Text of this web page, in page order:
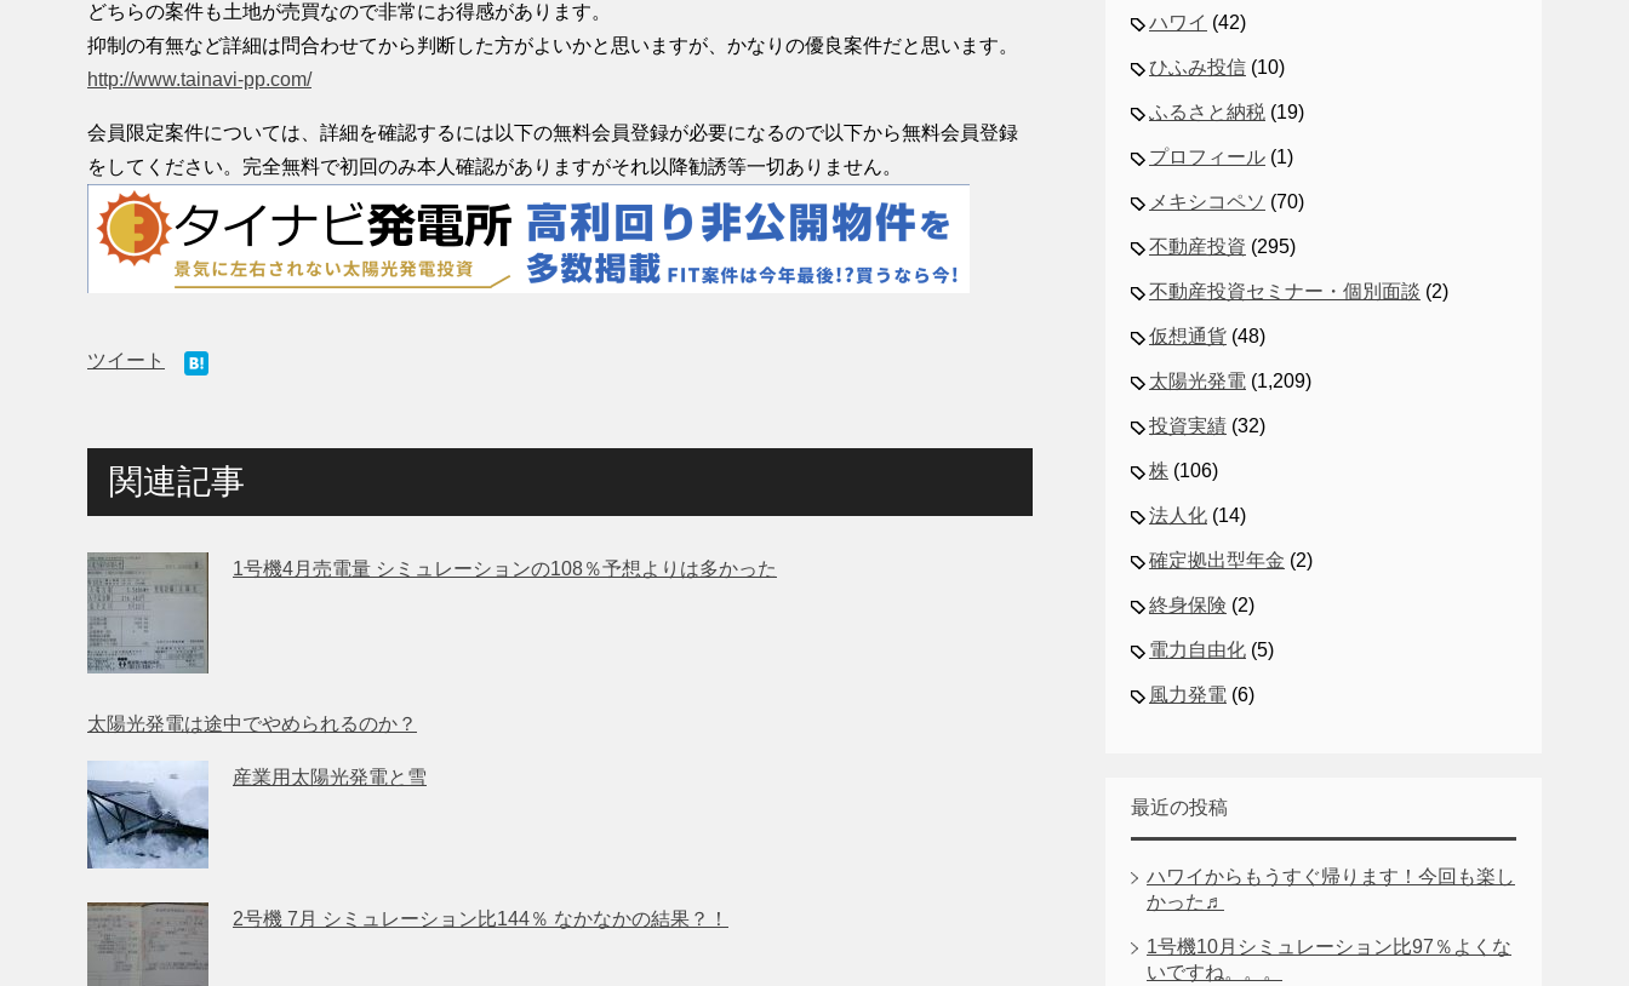
どちらの案件も土地が売買なので非常にお得感があります。
抑制の有無など詳細は問合わせてから判断した方がよいかと思いますが、かなりの優良案件だと思います。
http://www.tainavi-pp.com/
会員限定案件については、詳細を確認するには以下の無料会員登録が必要になるので以下から無料会員登録
をしてください。完全無料で初回のみ本人確認がありますがそれ以降勧誘等一切ありません。
ツイート
関連記事
1号機4月売電量 シミュレーションの108％予想よりは多かった
太陽光発電は途中でやめられるのか？
産業用太陽光発電と雪
2号機 7月 シミュレーション比144％ なかなかの結果？！
ハワイ (42)
ひふみ投信 (10)
ふるさと納税 (19)
プロフィール (1)
メキシコペソ (70)
不動産投資 (295)
不動産投資セミナー・個別面談 (2)
仮想通貨 (48)
太陽光発電 (1,209)
投資実績 (32)
株 (106)
法人化 (14)
確定拠出型年金 (2)
終身保険 (2)
電力自由化 (5)
風力発電 (6)
最近の投稿
ハワイからもうすぐ帰ります！今回も楽し
かった♬
1号機10月シミュレーション比97％よくな
いですね。。。